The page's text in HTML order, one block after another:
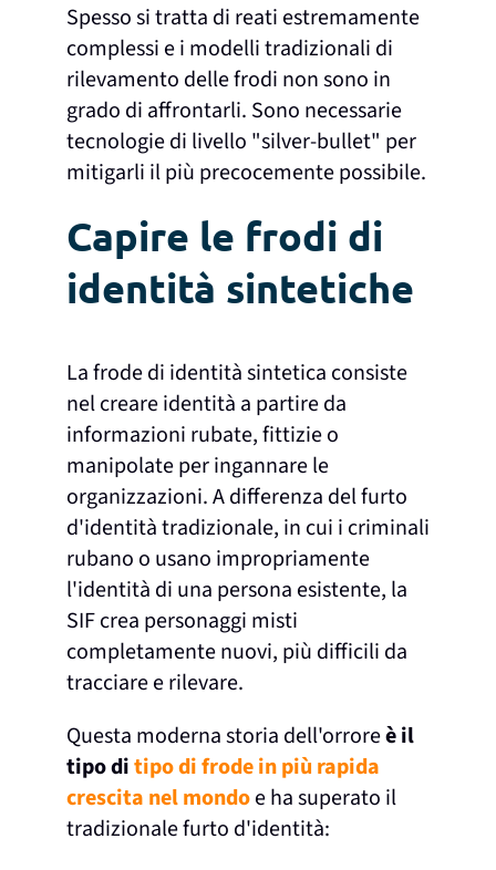
Spesso si tratta di reati estremamente
complessi e i modelli tradizionali di
rilevamento delle frodi non sono in
grado di affrontarli. Sono necessarie
tecnologie di livello "silver-bullet" per
mitigarli il più precocemente possibile.
Capire le frodi di
identità sintetiche
La frode di identità sintetica consiste
nel creare identità a partire da
informazioni rubate, fittizie o
manipolate per ingannare le
organizzazioni. A differenza del furto
d'identità tradizionale, in cui i criminali
rubano o usano impropriamente
l'identità di una persona esistente, la
SIF crea personaggi misti
completamente nuovi, più difficili da
tracciare e rilevare.
Questa moderna storia dell'orroreè il
tipo ditipo di frode in più rapida
crescita nel mondoe ha superato il
tradizionale furto d'identità: